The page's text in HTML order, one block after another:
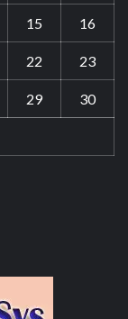
15 16
22 23
29 30